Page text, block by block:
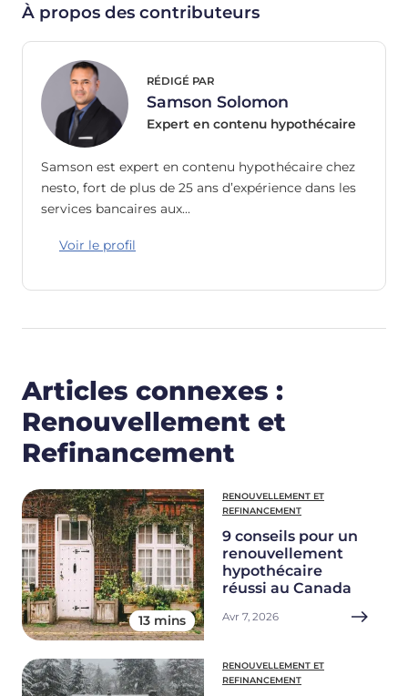
À propos des contributeurs
RÉDIGÉ PAR
Samson Solomon
Expert en contenu hypothécaire
Samson est expert en contenu hypothécaire chez
nesto, fort de plus de 25 ans d’expérience dans les
services bancaires aux…
Voir le profil
Articles connexes :
Renouvellement et
Refinancement
13 mins
RENOUVELLEMENT ET
REFINANCEMENT
9 conseils pour un
renouvellement
hypothécaire
réussi au Canada
Avr 7, 2026
RENOUVELLEMENT ET
REFINANCEMENT